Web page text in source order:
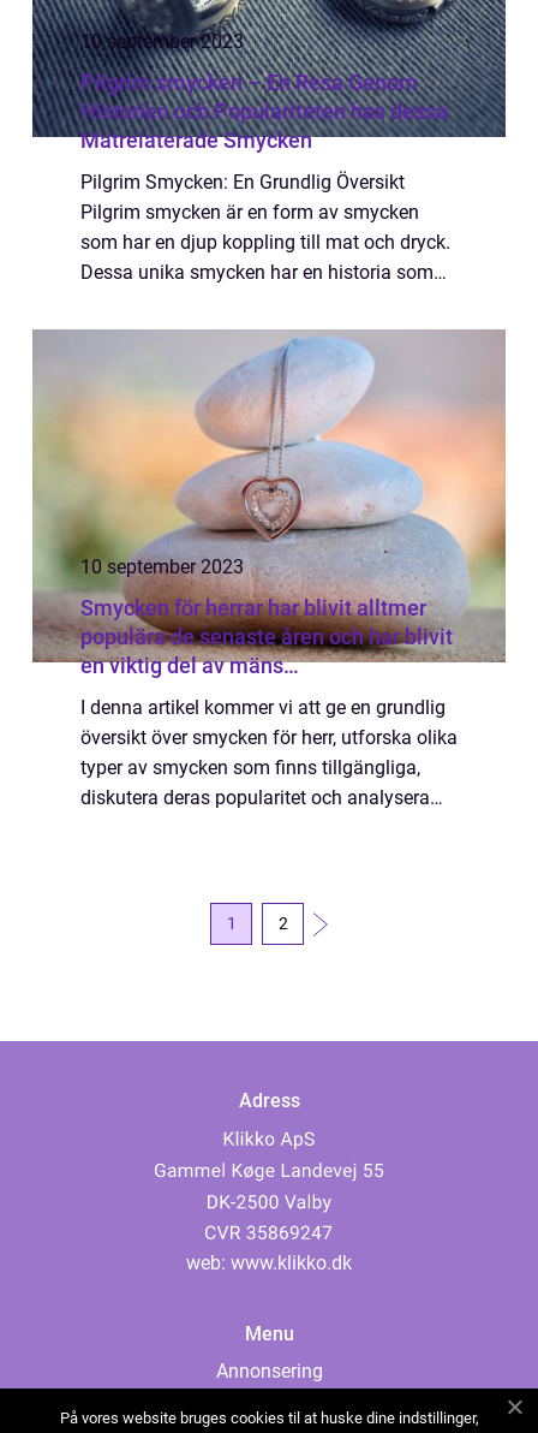
10 september 2023
Pilgrim smycken – En Resa Genom
Historien och Populariteten hos dessa
Matrelaterade Smycken
Pilgrim Smycken: En Grundlig Översikt
Pilgrim smycken är en form av smycken
som har en djup koppling till mat och dryck.
Dessa unika smycken har en historia som
vuxit i popularitet på senare år. I denna art...
10 september 2023
Smycken för herrar har blivit alltmer
populära de senaste åren och har blivit
en viktig del av mäns
modeaccessoarer
I denna artikel kommer vi att ge en grundlig
översikt över smycken för herr, utforska olika
typer av smycken som finns tillgängliga,
diskutera deras popularitet och analysera
1 2
Adress
web: www.klikko.dk
Menu
Annonsering
På vores website bruges cookies til at huske dine indstillinger,